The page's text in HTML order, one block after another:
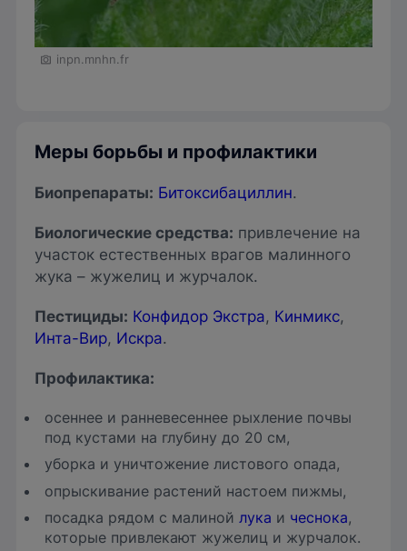
inpn.mnhn.fr
Меры борьбы и профилактики
Биопрепараты: Битоксибациллин.
Биологические средства: привлечение на
участок естественных врагов малинного
жука – жужелиц и журчалок.
Пестициды: Конфидор Экстра, Кинмикс,
Инта-Вир, Искра.
Профилактика:
осеннее и ранневесеннее рыхление почвы
под кустами на глубину до 20 см,
уборка и уничтожение листового опада,
опрыскивание растений настоем пижмы,
посадка рядом с малинойлука и чеснока,
которые привлекают жужелиц и журчалок.